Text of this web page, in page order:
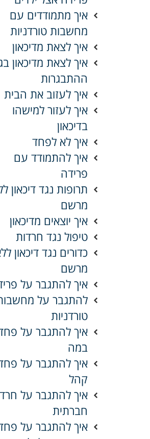
איך מתמודדים עם
מחשבות טורדניות
איך לצאת מדיכאון
איך לצאת מדיכאון
ההתבגרות
איך לעזוב את הבית
איך לעזור למישהו
בדיכאון
איך לא לפחד
איך להתמודד עם
פרידה
תרופות נגד דיכאון
מרשם
איך יוצאים מדיכאון
טיפול נגד חרדות
כדורים נגד דיכאון
מרשם
איך להתגבר על
להתגבר על
טורדניות
איך להתגבר על
במה
איך להתגבר על
קהל
איך להתגבר על
חברתית
איך להתגבר על